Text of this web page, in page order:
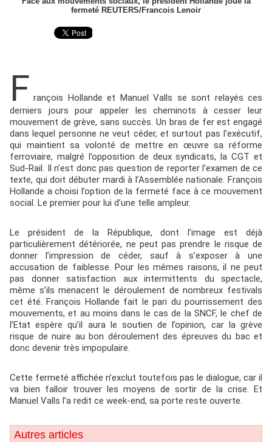
fermeté REUTERS/Francois Lenoir
F rançois Hollande et Manuel Valls se sont relayés ces
derniers jours pour appeler les cheminots à cesser leur
mouvement de grève, sans succès. Un bras de fer est engagé
dans lequel personne ne veut céder, et surtout pas l’exécutif,
qui maintient sa volonté de mettre en œuvre sa réforme
ferroviaire, malgré l’opposition de deux syndicats, la CGT et
Sud-Rail. Il n’est donc pas question de reporter l’examen de ce
texte, qui doit débuter mardi à l’Assemblée nationale. François
Hollande a choisi l’option de la fermeté face à ce mouvement
social. Le premier pour lui d’une telle ampleur.
Le président de la République, dont l’image est déjà
particulièrement détériorée, ne peut pas prendre le risque de
donner l’impression de céder, sauf à s’exposer à une
accusation de faiblesse. Pour les mêmes raisons, il ne peut
pas donner satisfaction aux intermittents du spectacle,
même s’ils menacent le déroulement de nombreux festivals
cet été. François Hollande fait le pari du pourrissement des
mouvements, et au moins dans le cas de la SNCF, le chef de
l’Etat espère qu’il aura le soutien de l’opinion, car la grève
risque de nuire au bon déroulement des épreuves du bac et
donc devenir très impopulaire.
Cette fermeté affichée n’exclut toutefois pas le dialogue, car il
va bien falloir trouver les moyens de sortir de la crise. Et
Manuel Valls l’a redit ce week-end, sa porte reste ouverte.
Autres articles